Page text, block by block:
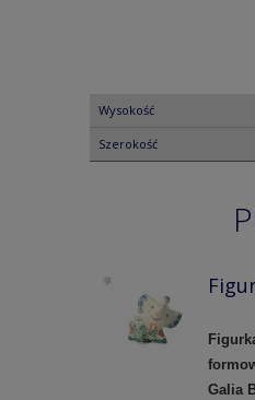
Wysokość
Szerokość
Galia